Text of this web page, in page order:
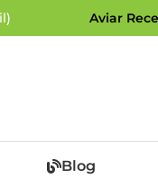
Aviar
Blog